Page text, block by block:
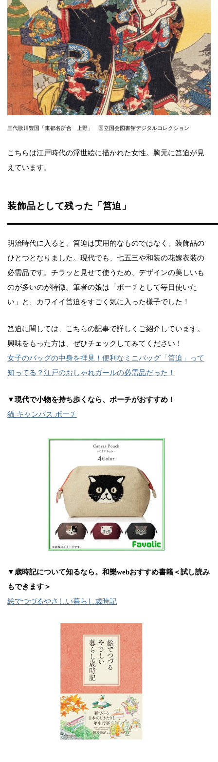
三代歌川豊国「東都名所合 上野」 国立国会図書館デジタルコレクション
こちらは江戸時代の浮世絵に描かれた女性。胸元に筥迫が見
えています。
装飾品として残った「筥迫」
明治時代に入ると、筥迫は実用的なものではなく、装飾品の
ひとつとなりました。現代でも、七五三や和装の花嫁衣装の
必需品です。チラッと見せて使うため、デザインの美しいも
のが多いのが特徴。筆者の娘は「ポーチとして毎日使いた
い」と、カワイイ筥迫をすごく気に入った様子でした！
筥迫に関しては、こちらの記事で詳しくご紹介しています。
興味をもった方は、ぜひチェックしてみてください！
女子のバッグの中身を拝見！便利なミニバッグ「筥迫」って
知ってる？江戸のおしゃれガールの必需品だった！
▼現代で小物を持ち歩くなら、ポーチがおすすめ！
猫 キャンバス ポーチ
▼歳時記について知るなら。和樂webおすすめ書籍＜試し読み
もできます＞
絵でつづるやさしい暮らし歳時記